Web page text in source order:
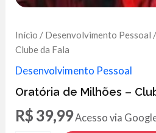
Início / Desenvolvimento Pessoal
Clube da Fala
Desenvolvimento Pessoal
Oratória de Milhões –
R$ 39,99Acesso via